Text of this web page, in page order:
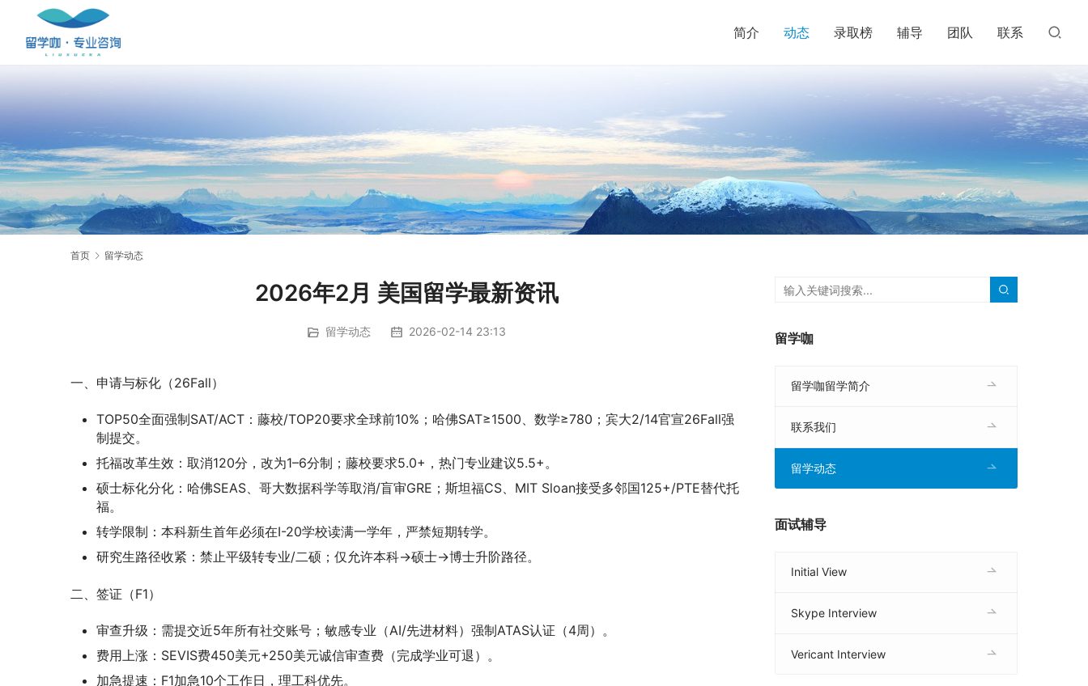
简介 动态 录取榜 辅导 团队 联系
首页 留学动态
2026年2月 美国留学最新资讯
留学动态 2026-02-14 23:13
一、申请与标化（26Fall）
TOP50全面强制SAT/ACT：藤校/TOP20要求全球前10%；哈佛SAT≥1500、数学≥780；宾大2/14官宣26Fall强
制提交。
托福改革生效：取消120分，改为1–6分制；藤校要求5.0+，热门专业建议5.5+。
硕士标化分化：哈佛SEAS、哥大数据科学等取消/盲审GRE；斯坦福CS、MIT Sloan接受多邻国125+/PTE替代托
福。
转学限制：本科新生首年必须在I-20学校读满一学年，严禁短期转学。
研究生路径收紧：禁止平级转专业/二硕；仅允许本科→硕士→博士升阶路径。
二、签证（F1）
审查升级：需提交近5年所有社交账号；敏感专业（AI/先进材料）强制ATAS认证（4周）。
费用上涨：SEVIS费450美元+250美元诚信审查费（完成学业可退）。
加急提速：F1加急10个工作日，理工科优先。
留学咖
留学咖留学简介
联系我们
留学动态
面试辅导
Initial View
Skype Interview
Vericant Interview